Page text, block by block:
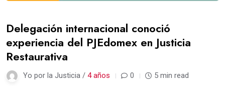
Delegación internacional conoció
experiencia del PJEdomex en Justicia
Restaurativa
Yo por la Justicia / 4 años 0 5 min read